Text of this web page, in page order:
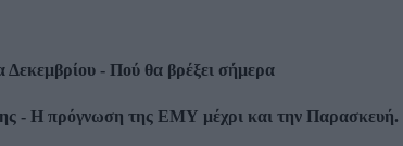
- Πού θα βρέξει σήμερα
- Η πρόγνωση της ΕΜΥ μέχρι και την Παρασκευή.